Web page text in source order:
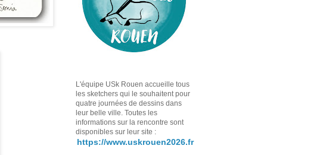
L'équipe USk Rouen accueille tous
les sketchers qui le souhaitent pour
quatre journées de dessins dans
leur belle ville. Toutes les
informations sur la rencontre sont
disponibles sur leur site :
https://www.uskrouen2026.fr